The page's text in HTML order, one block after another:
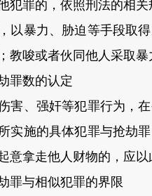
犯罪的，依照刑法的相
暴力、胁迫等手段取得
教唆或者伙同他人采取
数的认定
、强奸等犯罪行为，在
实施的具体犯罪与抢劫
意拿走他人财物的，应
与相似犯罪的界限